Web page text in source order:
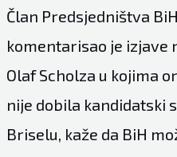
Član Predsjedništva
komentarisao je izjave
Olaf Scholza u kojima
nije dobila kandidatski
Briselu, kaže da BiH